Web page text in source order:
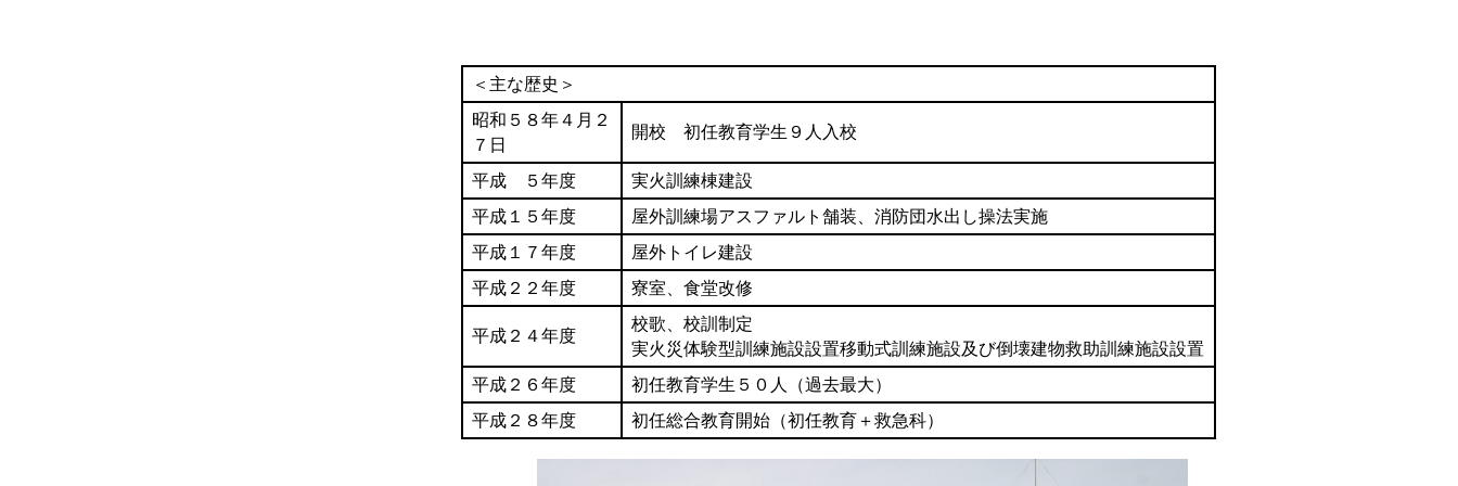
＜主な歴史＞
昭和５８年４月２
７日
開校 初任教育学生９人入校
平成 ５年度
実火訓練棟建設
平成１５年度
屋外訓練場アスファルト舗装、消防団水出し操法実施
平成１７年度
屋外トイレ建設
平成２２年度
寮室、食堂改修
平成２４年度
校歌、校訓制定
実火災体験型訓練施設設置移動式訓練施設及び倒壊建物救助訓練施設設置
平成２６年度
初任教育学生５０人（過去最大）
平成２８年度
初任総合教育開始（初任教育＋救急科）